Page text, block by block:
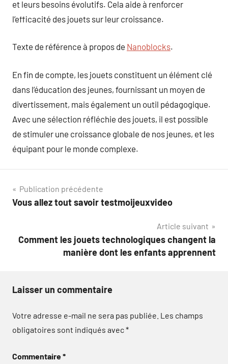
et leurs besoins évolutifs. Cela aide à renforcer
l’efficacité des jouets sur leur croissance.
Texte de référence à propos de Nanoblocks.
En fin de compte, les jouets constituent un élément clé
dans l’éducation des jeunes, fournissant un moyen de
divertissement, mais également un outil pédagogique.
Avec une sélection réfléchie des jouets, il est possible
de stimuler une croissance globale de nos jeunes, et les
équipant pour le monde complexe.
Navigation
de
Publication précédente
Vous allez tout savoir testmoijeuxvideo
Article suivant
Comment les jouets technologiques changent la
manière dont les enfants apprennent
Laisser un commentaire
Votre adresse e-mail ne sera pas publiée. Les champs
obligatoires sont indiqués avec*
Commentaire*